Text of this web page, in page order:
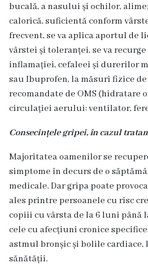
Servicii
Consultative
Specializate
Ambulator
Staționar
de
zi
Centrul
medicilor
de
familie
5
Secţia
medicina
bucală, a nasului și ochilor,
calorică, suficientă conform
frecvent, se va aplica aportul de
vârstei și toleranței, se va
inflamației, cefaleei și durerilor
sau Ibuprofen, la măsuri fizice
recomandate de OMS (hidratare
circulației aerului: ventilator,
Consecințele gripei, în cazul
Majoritatea oamenilor se
simptome în decurs de o
medicale. Dar gripa poate
ales printre persoanele cu risc
copiii cu vârsta de la 6 luni până
cele cu afecțiuni cronice
astmul bronșic și bolile
sănătății.